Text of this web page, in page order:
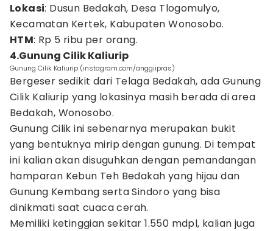
Lokasi: Dusun Bedakah, Desa Tlogomulyo,
Kecamatan Kertek, Kabupaten Wonosobo.
HTM: Rp 5 ribu per orang.
4.Gunung Cilik Kaliurip
Gunung Cilik Kaliurip (instagram.com/anggiipras)
Bergeser sedikit dari Telaga Bedakah, ada Gunung
Cilik Kaliurip yang lokasinya masih berada di area
Bedakah, Wonosobo.
Gunung Cilik ini sebenarnya merupakan bukit
yang bentuknya mirip dengan gunung. Di tempat
ini kalian akan disuguhkan dengan pemandangan
hamparan Kebun Teh Bedakah yang hijau dan
Gunung Kembang serta Sindoro yang bisa
dinikmati saat cuaca cerah.
Memiliki ketinggian sekitar 1.550 mdpl, kalian juga